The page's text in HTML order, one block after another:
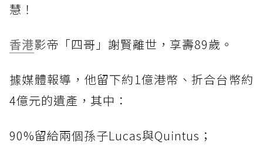
慧！
香港影帝「四哥」謝賢離世，享壽89歲。
據媒體報導，他留下約1億港幣、折合台幣約
4億元的遺產，其中：
90%留給兩個孫子Lucas與Quintus；